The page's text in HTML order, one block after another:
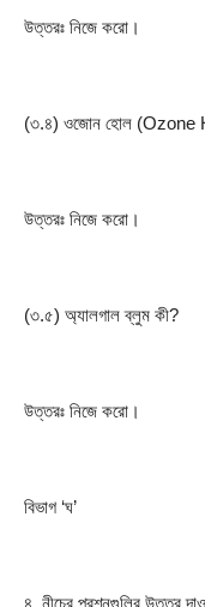
উত্তরঃ নিজে করো।
(৩.৪) ওজোন হোল (Ozone
উত্তরঃ নিজে করো।
(৩.৫) অ্যালগাল ব্লুম কী?
উত্তরঃ নিজে করো।
বিভাগ ‘ঘ’
৪. নীচের প্রশ্নগুলির উত্তর